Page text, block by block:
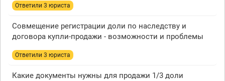
Ответили 3 юристa
Совмещение регистрации доли по наследству и
договора купли-продажи - возможности и проблемы
Ответили 3 юристa
Какие документы нужны для продажи 1/3 доли